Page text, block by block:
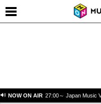
NOW ON AIR 27:00～ Japan Music